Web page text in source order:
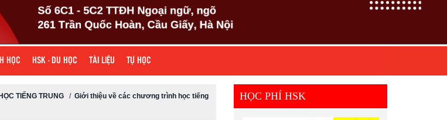
HỌC HSK - DU HỌC TÀI LIỆU TỰ HỌC
TIẾNG TRUNG/ Giới thiệu về các chương trình học tiếng
HỌC PHÍ HSK